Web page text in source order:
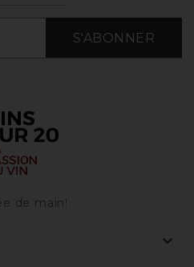
S'ABONNER
de main‎!
